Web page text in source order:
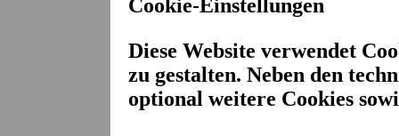
Cookie-Einstellungen
Diese Website verwendet
zu gestalten. Neben den
optional weitere Cookies